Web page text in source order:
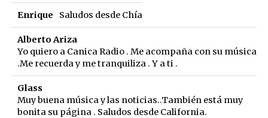
Enrique Saludos desde Chía
Alberto Ariza
Yo quiero a Canica Radio . Me acompaña con su música
.Me recuerda y me tranquiliza . Y a ti .
Glass
Muy buena música y las noticias..También está muy
bonita su página . Saludos desde California.